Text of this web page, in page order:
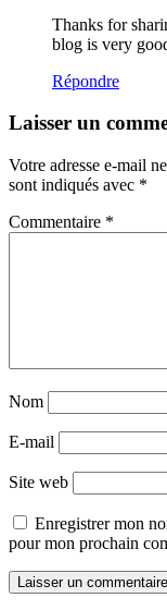
Thanks for
blog is very
Répondre
Laisser un
Votre adresse e-mail
sont indiqués avec *
Commentaire *
Nom
E-mail
Site web
Enregistrer mon
pour mon prochain